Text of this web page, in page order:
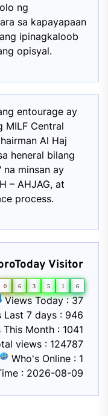
ng
sa kapayapaan
ipinagkaloob
opisyal.
entourage ay
MILF Central
Al Haj
heneral bilang
na minsan ay
– AHJAG, at
process.
Visitor
0 6 3 5 1 6
Views Today : 37
Last 7 days : 946
This Month : 1041
views : 124787
Who's Online : 1
: 2026-08-09